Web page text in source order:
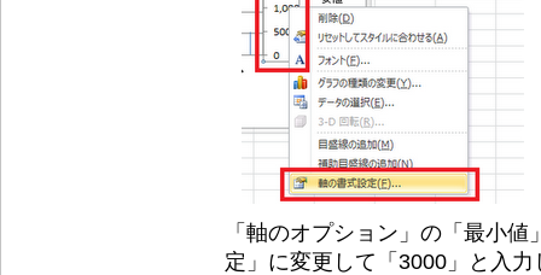
「軸のオプション」の「最小
定」に変更して「3000」と入